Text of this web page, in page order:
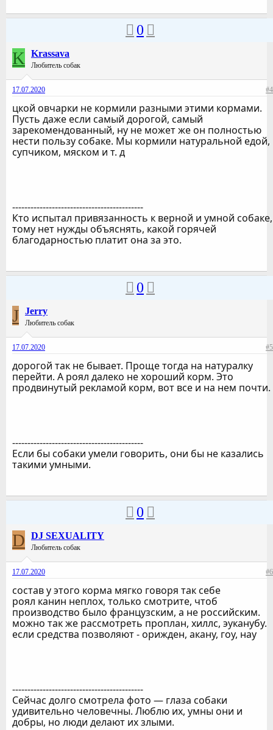
0
K Krassava
Любитель собак
17.07.2020 #4
цкой овчарки не кормили разными этими кормами.
Пусть даже если самый дорогой, самый
зарекомендованный, ну не может же он полностью
нести пользу собаке. Мы кормили натуральной едой,
супчиком, мяском и т. д
-------------------------------------------
Кто испытал привязанность к верной и умной собаке,
тому нет нужды объяснять, какой горячей
благодарностью платит она за это.
0
J Jerry
Любитель собак
17.07.2020 #5
дорогой так не бывает. Проще тогда на натуралку
перейти. А роял далеко не хороший корм. Это
продвинутый рекламой корм, вот все и на нем почти.
-------------------------------------------
Если бы собаки умели говорить, они бы не казались
такими умными.
0
D DJ SEXUALITY
Любитель собак
17.07.2020 #6
состав у этого корма мягко говоря так себе
роял канин неплох, только смотрите, чтоб
производство было французским, а не российским.
можно так же рассмотреть проплан, хиллс, эуканубу.
если средства позволяют - орижден, акану, гоу, нау
-------------------------------------------
Сейчас долго смотрела фото — глаза собаки
удивительно человечны. Люблю их, умны они и
добры, но люди делают их злыми.